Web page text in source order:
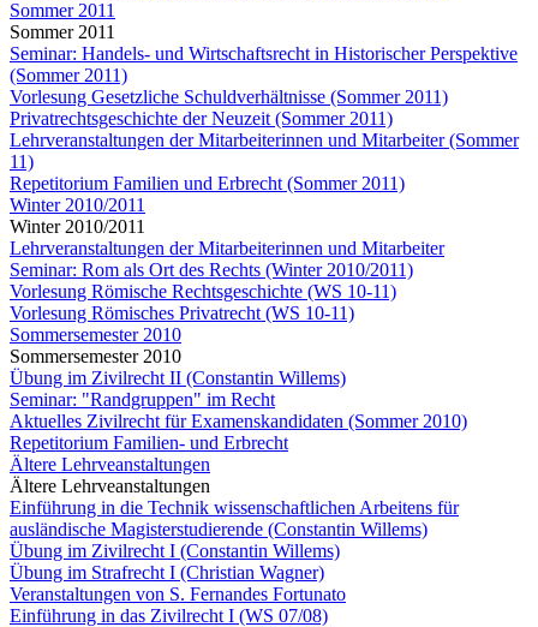
Sommer 2011
Sommer 2011
Seminar: Handels- und Wirtschaftsrecht in Historischer Perspektive
(Sommer 2011)
Vorlesung Gesetzliche Schuldverhältnisse (Sommer 2011)
Privatrechtsgeschichte der Neuzeit (Sommer 2011)
Lehrveranstaltungen der Mitarbeiterinnen und Mitarbeiter (Sommer
11)
Repetitorium Familien und Erbrecht (Sommer 2011)
Winter 2010/2011
Winter 2010/2011
Lehrveranstaltungen der Mitarbeiterinnen und Mitarbeiter
Seminar: Rom als Ort des Rechts (Winter 2010/2011)
Vorlesung Römische Rechtsgeschichte (WS 10-11)
Vorlesung Römisches Privatrecht (WS 10-11)
Sommersemester 2010
Sommersemester 2010
Übung im Zivilrecht II (Constantin Willems)
Seminar: "Randgruppen" im Recht
Aktuelles Zivilrecht für Examenskandidaten (Sommer 2010)
Repetitorium Familien- und Erbrecht
Ältere Lehrveanstaltungen
Ältere Lehrveanstaltungen
Einführung in die Technik wissenschaftlichen Arbeitens für
ausländische Magisterstudierende (Constantin Willems)
Übung im Zivilrecht I (Constantin Willems)
Übung im Strafrecht I (Christian Wagner)
Veranstaltungen von S. Fernandes Fortunato
Einführung in das Zivilrecht I (WS 07/08)